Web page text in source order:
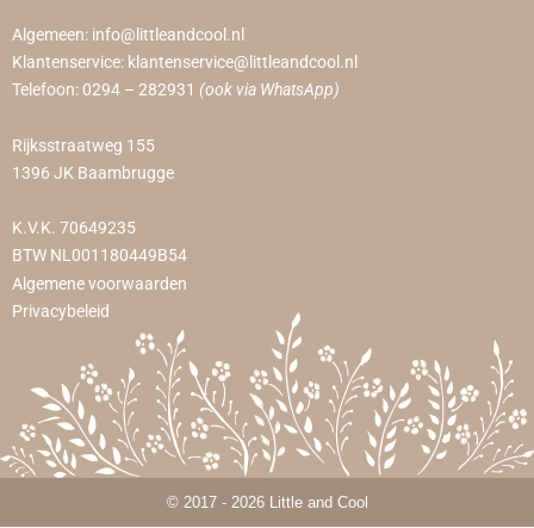
Algemeen: info@littleandcool.nl
Klantenservice: klantenservice@littleandcool.nl
Telefoon: 0294 – 282931 (ook via WhatsApp)
Rijksstraatweg 155
1396 JK Baambrugge
K.V.K. 70649235
BTW NL001180449B54
Algemene voorwaarden
Privacybeleid
© 2017 - 2026 Little and Cool